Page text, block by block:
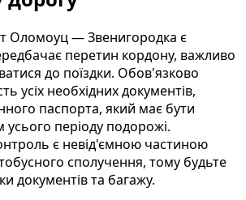
Оломоуц — Звенигородка є
перетин кордону, важливо
до поїздки. Обов'язково
усіх необхідних документів,
паспорта, який має бути
періоду подорожі.
є невід'ємною частиною
сполучення, тому будьте
документів та багажу.